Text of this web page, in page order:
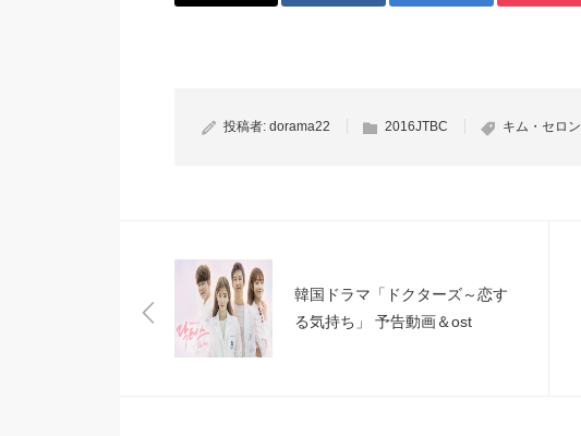
投稿者: dorama22 2016JTBC キム・セロン
韓国ドラマ「ドクターズ～恋す
る気持ち」 予告動画＆ost